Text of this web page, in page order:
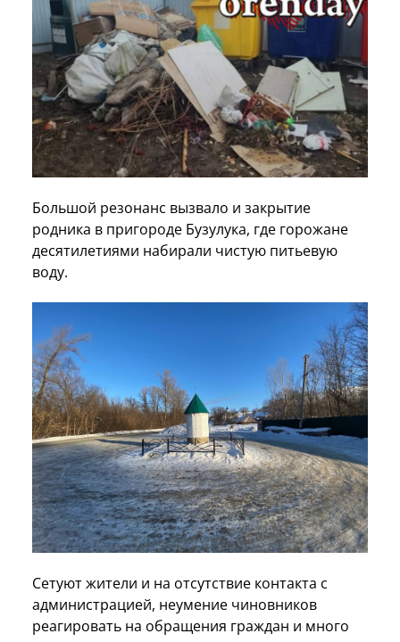
Большой резонанс вызвало и закрытие
родника в пригороде Бузулука, где горожане
десятилетиями набирали чистую питьевую
воду.
Сетуют жители и на отсутствие контакта с
администрацией, неумение чиновников
реагировать на обращения граждан и много